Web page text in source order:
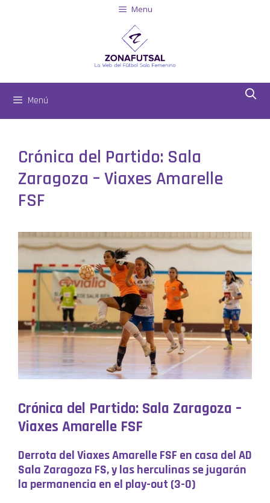
Menu
Menú
Crónica del Partido: Sala
Zaragoza – Viaxes Amarelle
FSF
Crónica del Partido: Sala Zaragoza –
Viaxes Amarelle FSF
Derrota del Viaxes Amarelle FSF en casa del AD
Sala Zaragoza FS, y las herculinas se jugarán
la permanencia en el play-out (3-0)